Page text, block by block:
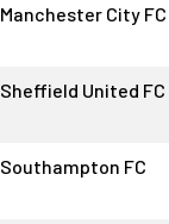
Manchester City FC
Sheffield United FC
Southampton FC